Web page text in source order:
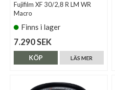
Fujifilm XF 30/2,8 R LM WR
Macro
Finns i lager
7.290 SEK
LÄS MER
KÖP